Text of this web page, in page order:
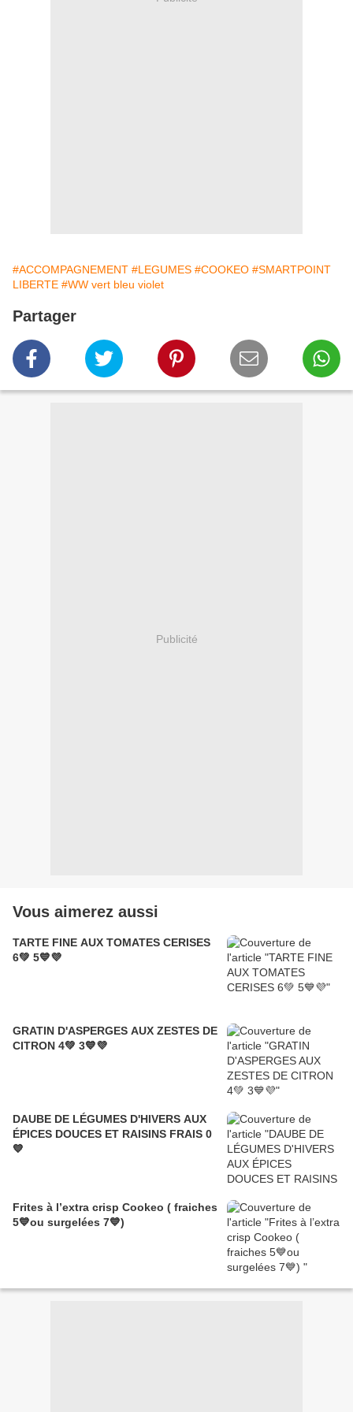
#ACCOMPAGNEMENT #LEGUMES #COOKEO #SMARTPOINT
LIBERTE #WW vert bleu violet
Partager
Publicité
Vous aimerez aussi
TARTE FINE AUX TOMATES CERISES
6💚 5💙💜
GRATIN D'ASPERGES AUX ZESTES DE
CITRON 4💚 3💙💜
DAUBE DE LÉGUMES D'HIVERS AUX
ÉPICES DOUCES ET RAISINS FRAIS 0
💙
Frites à l’extra crisp Cookeo ( fraiches
5💙ou surgelées 7💙)